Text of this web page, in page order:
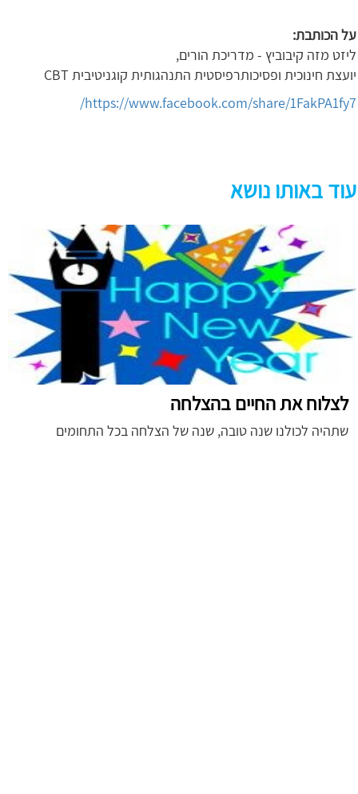
על הכותבת:
ליזט מזה קיבוביץ - מדריכת הורים,
יועצת חינוכית ופסיכותרפיסטית התנהגותית קוגניטיבית CBT
https://www.facebook.com/share/1FakPA1fy7/
עוד באותו נושא
לצלוח את החיים בהצלחה
שתהיה לכולנו שנה טובה, שנה של הצלחה בכל התחומים